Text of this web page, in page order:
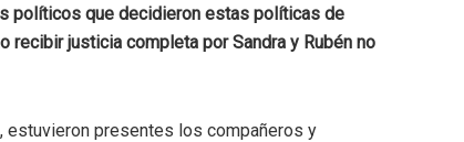
políticos que decidieron estas políticas de
recibir justicia completa por Sandra y Rubén no
estuvieron presentes los compañeros y